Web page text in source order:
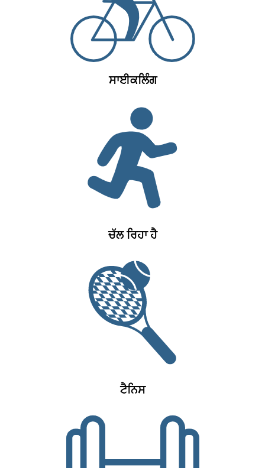
ਸਾਈਕਲਿੰਗ
ਚੱਲ ਰਿਹਾ ਹੈ
ਟੈਨਿਸ